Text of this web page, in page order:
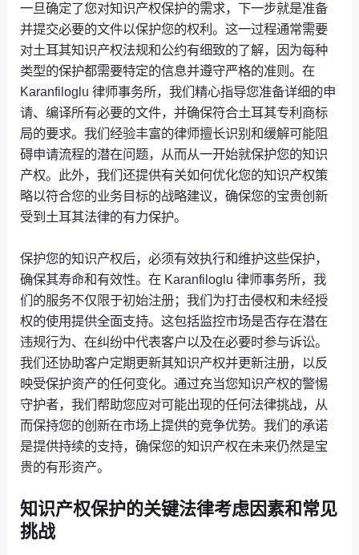
一旦确定了您对知识产权保护的需求，下一步就是准备
并提交必要的文件以保护您的权利。这一过程通常需要
对土耳其知识产权法规和公约有细致的了解，因为每种
类型的保护都需要特定的信息并遵守严格的准则。在
Karanfiloglu 律师事务所，我们精心指导您准备详细的申
请、编译所有必要的文件，并确保符合土耳其专利商标
局的要求。我们经验丰富的律师擅长识别和缓解可能阻
碍申请流程的潜在问题，从而从一开始就保护您的知识
产权。此外，我们还提供有关如何优化您的知识产权策
略以符合您的业务目标的战略建议，确保您的宝贵创新
受到土耳其法律的有力保护。
保护您的知识产权后，必须有效执行和维护这些保护，
确保其寿命和有效性。在 Karanfiloglu 律师事务所，我
们的服务不仅限于初始注册；我们为打击侵权和未经授
权的使用提供全面支持。这包括监控市场是否存在潜在
违规行为、在纠纷中代表客户以及在必要时参与诉讼。
我们还协助客户定期更新其知识产权并更新注册，以反
映受保护资产的任何变化。通过充当您知识产权的警惕
守护者，我们帮助您应对可能出现的任何法律挑战，从
而保持您的创新在市场上提供的竞争优势。我们的承诺
是提供持续的支持，确保您的知识产权在未来仍然是宝
贵的有形资产。
知识产权保护的关键法律考虑因素和常见
挑战